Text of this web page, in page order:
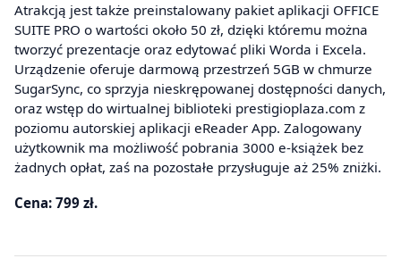
Atrakcją jest także preinstalowany pakiet aplikacji OFFICE
SUITE PRO o wartości około 50 zł, dzięki któremu można
tworzyć prezentacje oraz edytować pliki Worda i Excela.
Urządzenie oferuje darmową przestrzeń 5GB w chmurze
SugarSync, co sprzyja nieskrępowanej dostępności danych,
oraz wstęp do wirtualnej biblioteki prestigioplaza.com z
poziomu autorskiej aplikacji eReader App. Zalogowany
użytkownik ma możliwość pobrania 3000 e-książek bez
żadnych opłat, zaś na pozostałe przysługuje aż 25% zniżki.
Cena: 799 zł.